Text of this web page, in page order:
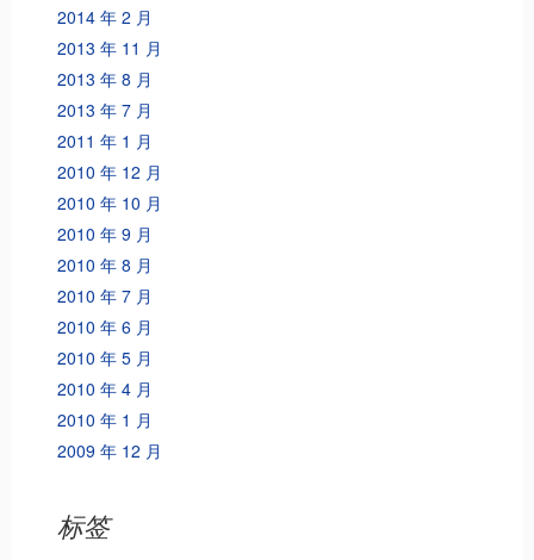
2014 年 2 月
2013 年 11 月
2013 年 8 月
2013 年 7 月
2011 年 1 月
2010 年 12 月
2010 年 10 月
2010 年 9 月
2010 年 8 月
2010 年 7 月
2010 年 6 月
2010 年 5 月
2010 年 4 月
2010 年 1 月
2009 年 12 月
标签